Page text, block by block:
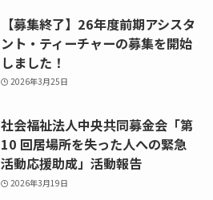
【募集終了】26年度前期アシスタ
ント・ティーチャーの募集を開始
しました！
2026年3月25日
社会福祉法人中央共同募金会「第
10 回居場所を失った人への緊急
活動応援助成」活動報告
2026年3月19日